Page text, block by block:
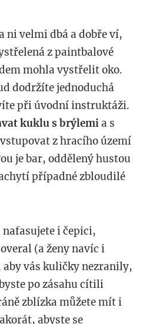
ni velmi dbá a dobře ví,
z paintbalové
mohla vystřelit oko.
dodržíte jednoduchá
při úvodní instruktáži.
kuklu s brýlemia s
z hracího území
je bar, oddělený hustou
případné zbloudilé
i čepici,
(a ženy navíc i
aby vás kuličky nezranily,
po zásahu cítili
zblízka můžete mít i
abyste se